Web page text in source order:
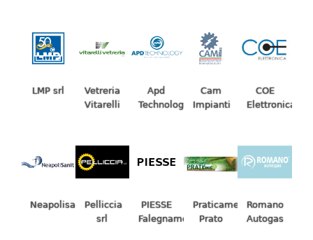
LMP srl
Vetreria
Vitarelli
Apd
Technology
Cam
Impianti
COE
Elettronica
NeapolisanitPelliccia
srl
PIESSE
Falegnameria
Praticamente
Prato
Romano
Autogas